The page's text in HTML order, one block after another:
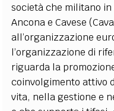
società che militano
Ancona e Cavese
all’organizzazione
l’organizzazione di
riguarda la
coinvolgimento attivo
vita, nella gestione e